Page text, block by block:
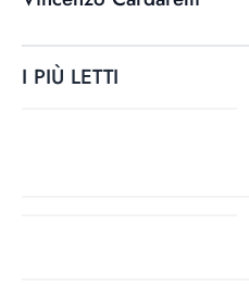
I PIÙ LETTI